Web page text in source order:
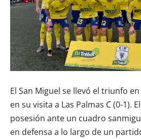
El San Miguel se llevó el triunfo
en su visita a Las Palmas C (0-1).
posesión ante un cuadro
en defensa a lo largo de un